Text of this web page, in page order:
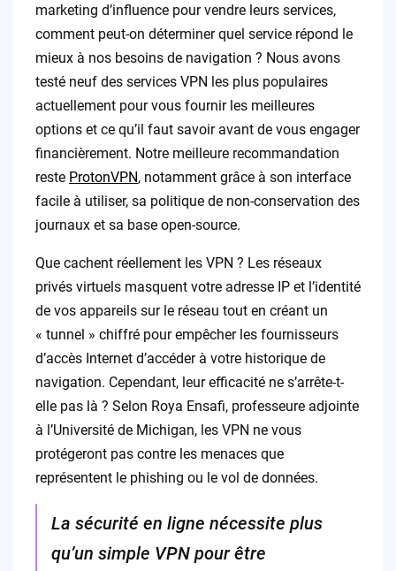
marketing d’influence pour vendre leurs services,
comment peut-on déterminer quel service répond le
mieux à nos besoins de navigation ? Nous avons
testé neuf des services VPN les plus populaires
actuellement pour vous fournir les meilleures
options et ce qu’il faut savoir avant de vous engager
financièrement. Notre meilleure recommandation
reste ProtonVPN, notamment grâce à son interface
facile à utiliser, sa politique de non-conservation des
journaux et sa base open-source.
Que cachent réellement les VPN ? Les réseaux
privés virtuels masquent votre adresse IP et l’identité
de vos appareils sur le réseau tout en créant un
« tunnel » chiffré pour empêcher les fournisseurs
d’accès Internet d’accéder à votre historique de
navigation. Cependant, leur efficacité ne s’arrête-t-
elle pas là ? Selon Roya Ensafi, professeure adjointe
à l’Université de Michigan, les VPN ne vous
protégeront pas contre les menaces que
représentent le phishing ou le vol de données.
La sécurité en ligne nécessite plus
qu’un simple VPN pour être